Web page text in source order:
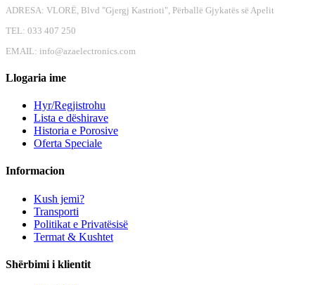
ADRESA: VLORË, Blvd "Gjergj Kastrioti", Përballë Gjykatës së Apelit
TEL: 033 407 250
EMAIL: info@azaelectronics.com
Llogaria ime
Hyr/Regjistrohu
Lista e dëshirave
Historia e Porosive
Oferta Speciale
Informacion
Kush jemi?
Transporti
Politikat e Privatësisë
Termat & Kushtet
Shërbimi i klientit